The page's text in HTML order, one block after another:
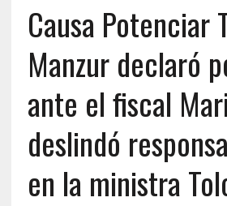
Causa Potenciar
Manzur declaró
ante el fiscal
deslindó
en la ministra